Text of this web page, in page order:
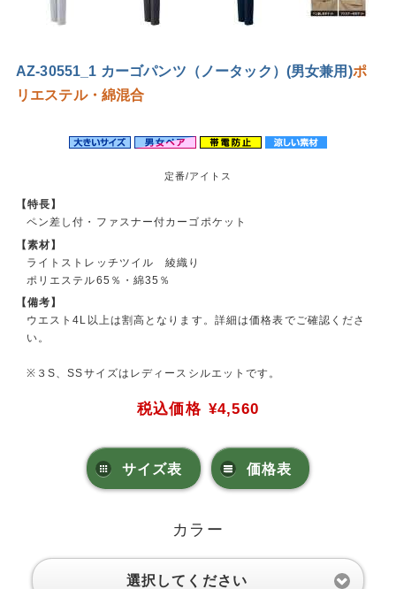
AZ-30551_1 カーゴパンツ（ノータック）(男女兼用)ポ
リエステル・綿混合
定番/アイトス
【特長】
ペン差し付・ファスナー付カーゴポケット
【素材】
ライトストレッチツイル 綾織り
ポリエステル65％・綿35％
【備考】
ウエスト4L以上は割高となります。詳細は価格表でご確認くださ
い。
※３S、SSサイズはレディースシルエットです。
税込価格 ¥4,560
サイズ表 価格表
カラー
選択してください